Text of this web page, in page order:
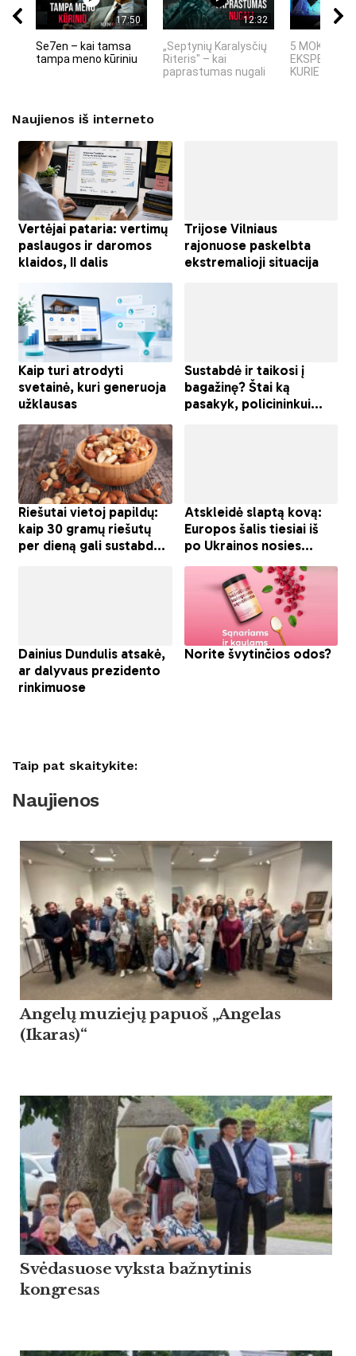
17:50
Se7en – kai tamsa
tampa meno kūriniu
12:32
„Septynių Karalysčių
Riteris" – kai
paprastumas nugali
5 MOKSLINIAI
KURIE
Naujienos iš interneto
Taip pat skaitykite:
Naujienos
Angelų muziejų papuoš „Angelas
(Ikaras)“
Svėdasuose vyksta bažnytinis
kongresas